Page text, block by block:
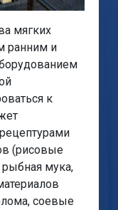
мягких
ранним и
к
(рисовые
рыбная мука,
соевые